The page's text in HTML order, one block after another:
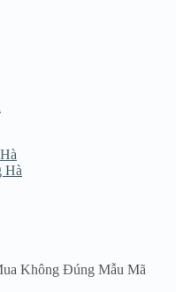
Hà
Không Đúng Mẫu Mã